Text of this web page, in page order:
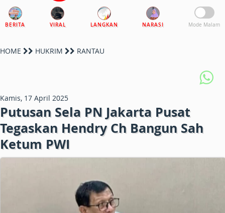
BERITA VIRAL LANGKAN NARASI Mode Malam
HOME HUKRIM RANTAU
Kamis, 17 April 2025
Putusan Sela PN Jakarta Pusat
Tegaskan Hendry Ch Bangun Sah
Ketum PWI